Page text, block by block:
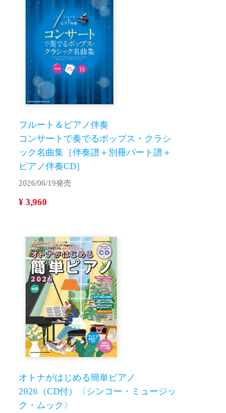
フルート＆ピアノ伴奏
コンサートで奏でるポップス・クラシ
ック名曲集［伴奏譜＋別冊パート譜＋
ピアノ伴奏CD］
2026/06/19発売
¥ 3,960
オトナがはじめる簡単ピアノ
2026（CD付）〈シンコー・ミュージッ
ク・ムック〉